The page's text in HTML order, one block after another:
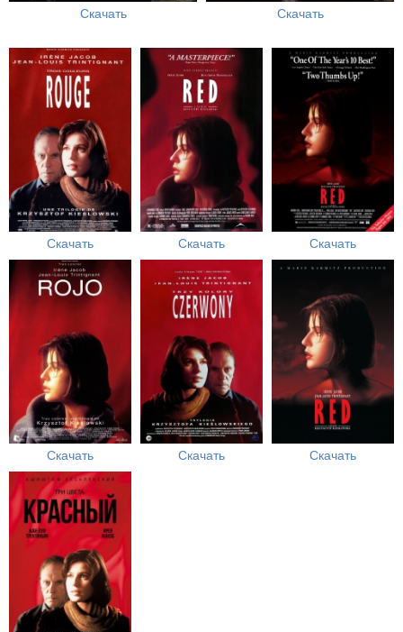
Скачать Скачать
Скачать Скачать Скачать
Скачать Скачать Скачать